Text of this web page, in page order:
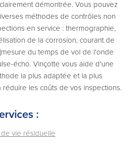
démontrée. Vous pouvez
méthodes de contrôles non
en service : thermographie,
de la corrosion, courant de
du temps de vol de l'onde
écho. Vinçotte vous aide d'une
la plus adaptée et la plus
réduire les coûts de vos inspections.
:
vie résiduelle